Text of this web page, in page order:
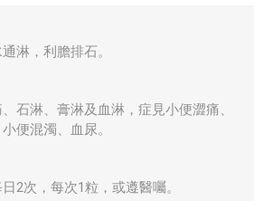
淋，利膽排石。
石淋、膏淋及血淋，症見小便澀痛、
便混濁、血尿。
日2次，每次1粒，或遵醫囑。